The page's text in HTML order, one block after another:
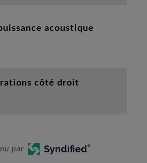
acoustique
côté droit
par